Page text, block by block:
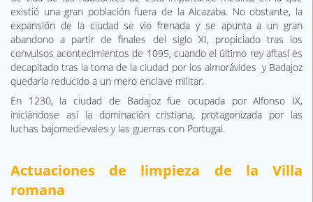
existió una gran población fuera de la Alcazaba. No obstante, la
expansión de la ciudad se vio frenada y se apunta a un gran
abandono a partir de finales del siglo XI, propiciado tras los
convulsos acontecimientos de 1095, cuando el último rey aftasí es
decapitado tras la toma de la ciudad por los almorávides y Badajoz
quedaría reducido a un mero enclave militar.
En 1230, la ciudad de Badajoz fue ocupada por Alfonso IX,
iniciándose así la dominación cristiana, protagonizada por las
luchas bajomedievales y las guerras con Portugal.
Actuaciones de limpieza de la Villa
romana